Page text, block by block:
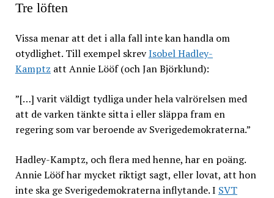
Tre löften
Vissa menar att det i alla fall inte kan handla om
otydlighet. Till exempel skrevIsobel Hadley-
Kamptz att Annie Lööf (och Jan Björklund):
”[…] varit väldigt tydliga under hela valrörelsen med
att de varken tänkte sitta i eller släppa fram en
regering som var beroende av Sverigedemokraterna.”
Hadley-Kamptz, och flera med henne, har en poäng.
Annie Lööf har mycket riktigt sagt, eller lovat, att hon
inte ska ge Sverigedemokraterna inflytande. I SVT